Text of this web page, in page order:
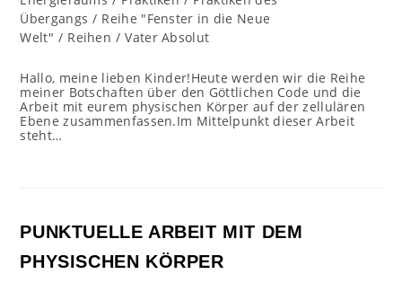
Übergangs / Reihe "Fenster in die Neue
Welt" / Reihen / Vater Absolut
Hallo, meine lieben Kinder!Heute werden wir die Reihe
meiner Botschaften über den Göttlichen Code und die
Arbeit mit eurem physischen Körper auf der zellulären
Ebene zusammenfassen.Im Mittelpunkt dieser Arbeit
steht…
PUNKTUELLE ARBEIT MIT DEM
PHYSISCHEN KÖRPER